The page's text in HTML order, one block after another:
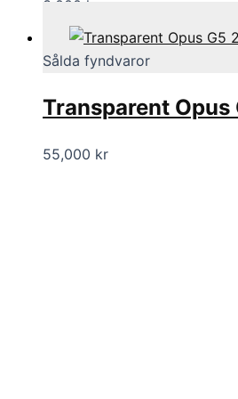
3,000 kr
Sålda fyndvaror
Transparent Opus
55,000 kr